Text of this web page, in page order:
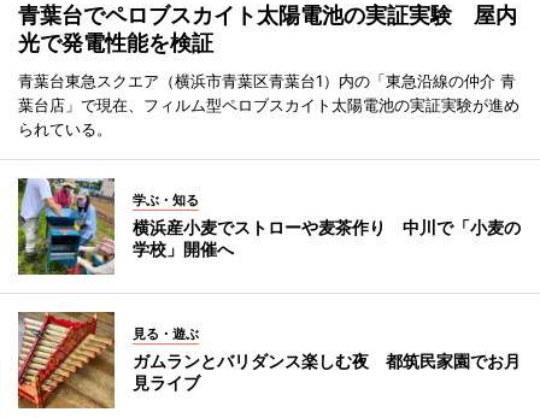
青葉台でペロブスカイト太陽電池の実証実験 屋内
光で発電性能を検証
青葉台東急スクエア（横浜市青葉区青葉台1）内の「東急沿線の仲介 青
葉台店」で現在、フィルム型ペロブスカイト太陽電池の実証実験が進め
られている。
学ぶ・知る
横浜産小麦でストローや麦茶作り 中川で「小麦の
学校」開催へ
見る・遊ぶ
ガムランとバリダンス楽しむ夜 都筑民家園でお月
見ライブ